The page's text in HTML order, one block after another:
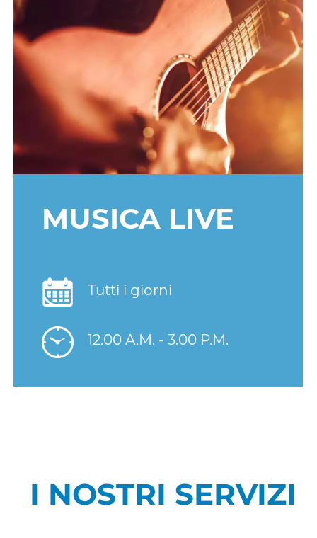
MUSICA LIVE
Tutti i giorni
12.00 A.M. - 3.00 P.M.
I NOSTRI SERVIZI